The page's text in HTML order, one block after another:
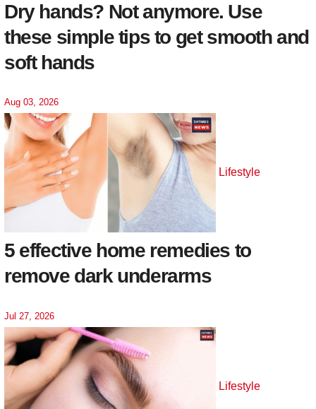
Dry hands? Not anymore. Use
these simple tips to get smooth and
soft hands
Aug 03, 2026
Lifestyle
5 effective home remedies to
remove dark underarms
Jul 27, 2026
Lifestyle